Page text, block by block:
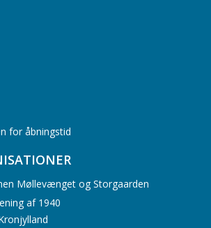
for åbningstid
Møllevænget og Storgaarden
af 1940